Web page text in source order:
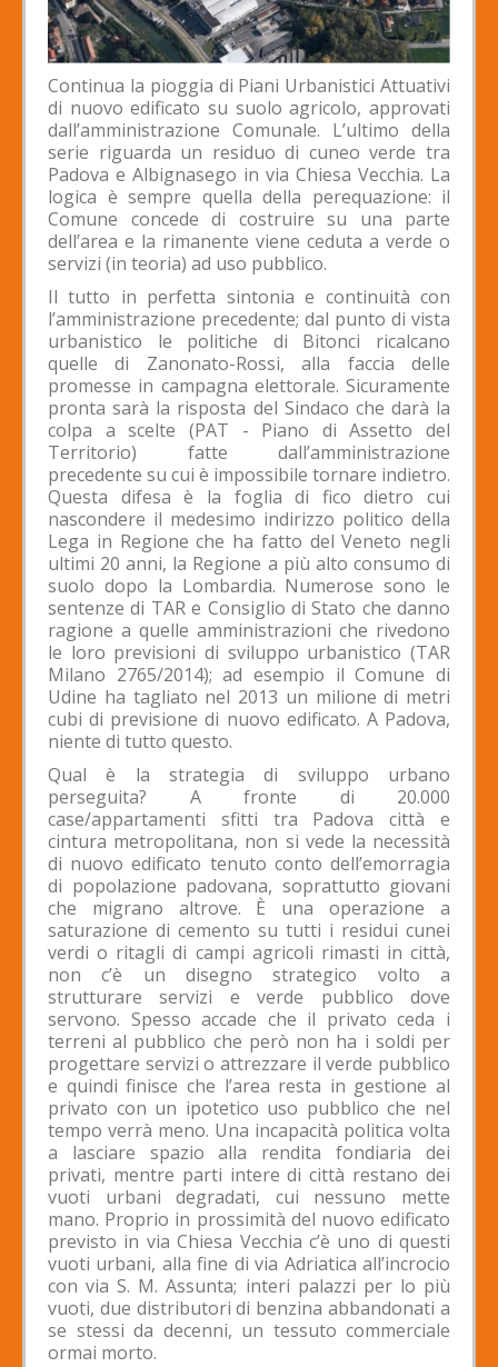
Continua la pioggia di Piani Urbanistici Attuativi
di nuovo edificato su suolo agricolo, approvati
dall’amministrazione Comunale. L’ultimo della
serie riguarda un residuo di cuneo verde tra
Padova e Albignasego in via Chiesa Vecchia. La
logica è sempre quella della perequazione: il
Comune concede di costruire su una parte
dell’area e la rimanente viene ceduta a verde o
servizi (in teoria) ad uso pubblico.
Il tutto in perfetta sintonia e continuità con
l’amministrazione precedente; dal punto di vista
urbanistico le politiche di Bitonci ricalcano
quelle di Zanonato-Rossi, alla faccia delle
promesse in campagna elettorale. Sicuramente
pronta sarà la risposta del Sindaco che darà la
colpa a scelte (PAT - Piano di Assetto del
Territorio) fatte dall’amministrazione
precedente su cui è impossibile tornare indietro.
Questa difesa è la foglia di fico dietro cui
nascondere il medesimo indirizzo politico della
Lega in Regione che ha fatto del Veneto negli
ultimi 20 anni, la Regione a più alto consumo di
suolo dopo la Lombardia. Numerose sono le
sentenze di TAR e Consiglio di Stato che danno
ragione a quelle amministrazioni che rivedono
le loro previsioni di sviluppo urbanistico (TAR
Milano 2765/2014); ad esempio il Comune di
Udine ha tagliato nel 2013 un milione di metri
cubi di previsione di nuovo edificato. A Padova,
niente di tutto questo.
Qual è la strategia di sviluppo urbano
perseguita? A fronte di 20.000
case/appartamenti sfitti tra Padova città e
cintura metropolitana, non si vede la necessità
di nuovo edificato tenuto conto dell’emorragia
di popolazione padovana, soprattutto giovani
che migrano altrove. È una operazione a
saturazione di cemento su tutti i residui cunei
verdi o ritagli di campi agricoli rimasti in città,
non c’è un disegno strategico volto a
strutturare servizi e verde pubblico dove
servono. Spesso accade che il privato ceda i
terreni al pubblico che però non ha i soldi per
progettare servizi o attrezzare il verde pubblico
e quindi finisce che l’area resta in gestione al
privato con un ipotetico uso pubblico che nel
tempo verrà meno. Una incapacità politica volta
a lasciare spazio alla rendita fondiaria dei
privati, mentre parti intere di città restano dei
vuoti urbani degradati, cui nessuno mette
mano. Proprio in prossimità del nuovo edificato
previsto in via Chiesa Vecchia c’è uno di questi
vuoti urbani, alla fine di via Adriatica all’incrocio
con via S. M. Assunta; interi palazzi per lo più
vuoti, due distributori di benzina abbandonati a
se stessi da decenni, un tessuto commerciale
ormai morto.